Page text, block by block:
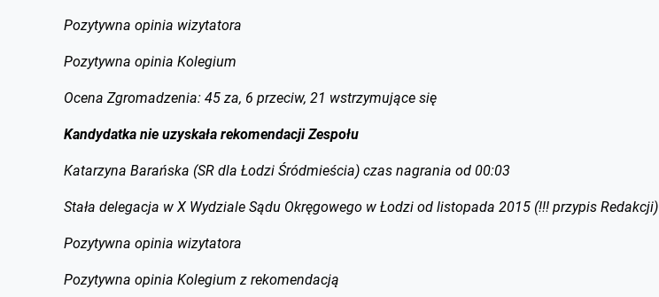
Pozytywna opinia wizytatora
Pozytywna opinia Kolegium
Ocena Zgromadzenia: 45 za, 6 przeciw, 21 wstrzymujące się
Kandydatka nie uzyskała rekomendacji Zespołu
Katarzyna Barańska (SR dla Łodzi Śródmieścia) czas nagrania od 00:03
Stała delegacja w X Wydziale Sądu Okręgowego w Łodzi od listopada 2015 (!!! przypis Redakcji)
Pozytywna opinia wizytatora
Pozytywna opinia Kolegium z rekomendacją